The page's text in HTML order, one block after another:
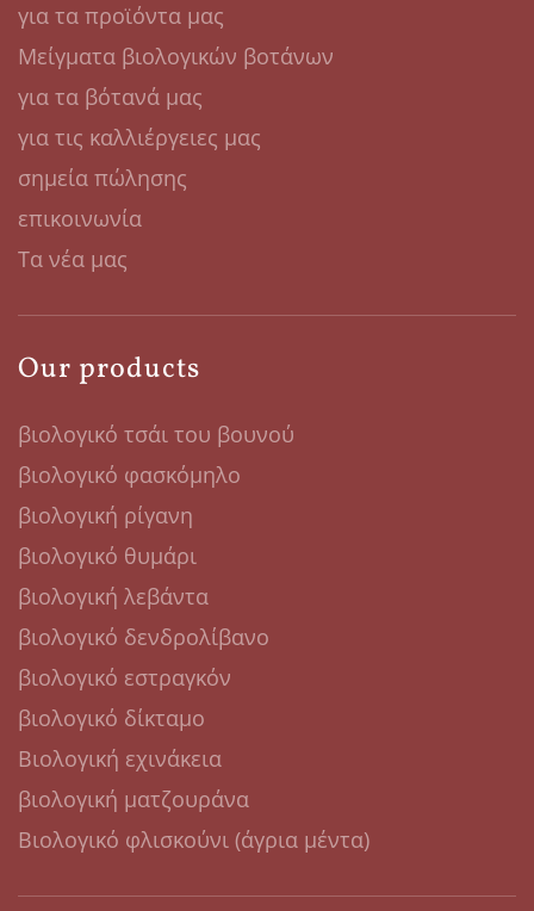
για τα προϊόντα μας
Μείγματα βιολογικών βοτάνων
για τα βότανά μας
για τις καλλιέργειες μας
σημεία πώλησης
επικοινωνία
Τα νέα μας
Our products
βιολογικό τσάι του βουνού
βιολογικό φασκόμηλο
βιολογική ρίγανη
βιολογικό θυμάρι
βιολογική λεβάντα
βιολογικό δενδρολίβανο
βιολογικό εστραγκόν
βιολογικό δίκταμο
Βιολογική εχινάκεια
βιολογική ματζουράνα
Βιολογικό φλισκούνι (άγρια μέντα)